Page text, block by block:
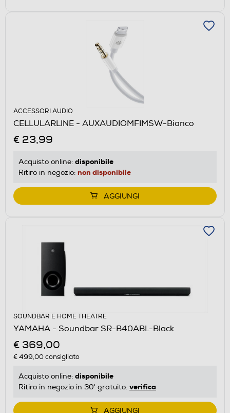
ACCESSORI AUDIO
CELLULARLINE - AUXAUDIOMFIMSW-Bianco
€ 23,99
Acquisto online: disponibile
Ritiro in negozio: non disponibile
AGGIUNGI
SOUNDBAR E HOME THEATRE
YAMAHA - Soundbar SR-B40ABL-Black
€ 369,00
€ 499,00consigliato
Acquisto online: disponibile
Ritiro in negozio in 30' gratuito: verifica
AGGIUNGI